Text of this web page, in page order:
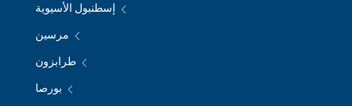
إسطنبول الأسيوية
مرسين
طرابزون
بورصا